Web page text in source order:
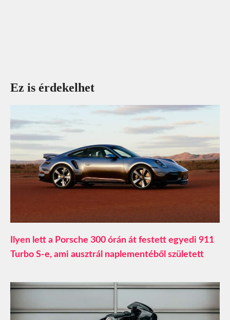
Ez is érdekelhet
Ilyen lett a Porsche 300 órán át festett egyedi 911
Turbo S-e, ami ausztrál naplementéből született